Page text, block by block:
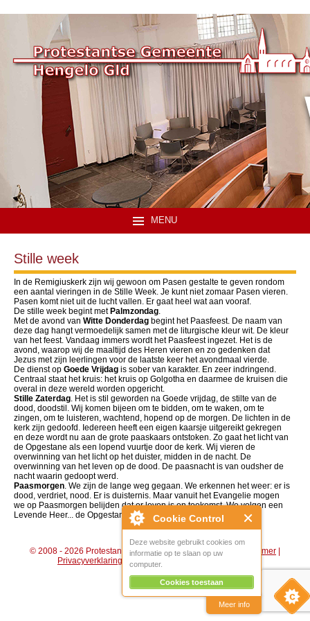
Cookie Control
Deze website gebruikt cookies om
informatie op te slaan op uw
computer.
Cookies toestaan
Meer info
MENU
Stille week
In de Remigiuskerk zijn wij gewoon om Pasen gestalte te geven rondom
een aantal vieringen in de Stille Week. Je kunt niet zomaar Pasen vieren.
Pasen komt niet uit de lucht vallen. Er gaat heel wat aan vooraf.
De stille week begint metPalmzondag
Met de avond van Witte Donderdag begint het Paasfeest. De naam van
deze dag hangt vermoedelijk samen met de liturgische kleur wit. De kleur
van het feest. Vandaag immers wordt het Paasfeest ingezet. Het is de
avond, waarop wij de maaltijd des Heren vieren en zo gedenken dat
Jezus met zijn leerlingen voor de laatste keer het avondmaal vierde.
De dienst op Goede Vrijdag is sober van karakter. En zeer indringend.
Centraal staat het kruis: het kruis op Golgotha en daarmee de kruisen die
overal in deze wereld worden opgericht.
Stille Zaterdag . Het is stil geworden na Goede vrijdag, de stilte van de
dood, doodstil. Wij komen bijeen om te bidden, om te waken, om te
zingen, om te luisteren, wachtend, hopend op de morgen. De lichten in de
kerk zijn gedoofd. Iedereen heeft een eigen kaarsje uitgereikt gekregen
en deze wordt nu aan de grote paaskaars ontstoken. Zo gaat het licht van
de Opgestane als een lopend vuurtje door de kerk. Wij vieren de
overwinning van het licht op het duister, midden in de nacht. De
overwinning van het leven op de dood. De paasnacht is van oudsher de
nacht waarin gedoopt werd.
Paasmorgen . We zijn de lange weg gegaan. We erkennen het weer: er is
dood, verdriet, nood. Er is duisternis. Maar vanuit het Evangelie mogen
we op Paasmorgen belijden dat er leven is en toekomst. We volgen een
Levende Heer... de Opgestane!!
© 2008 - 2026 Protestantse Gemeente Hengelo (Gld) | Disclaimer |
Privacyverklaring
Algemene voorwaarden